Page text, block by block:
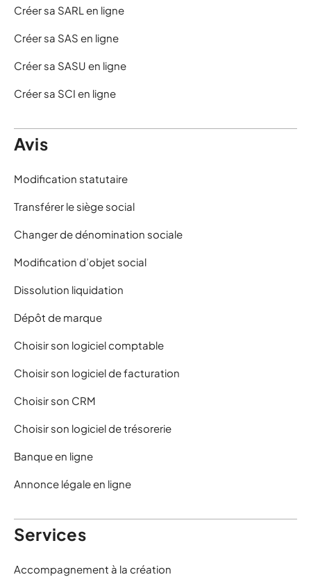
Créer sa SARL en ligne
Créer sa SAS en ligne
Créer sa SASU en ligne
Créer sa SCI en ligne
Avis
Modification statutaire
Transférer le siège social
Changer de dénomination sociale
Modification d’objet social
Dissolution liquidation
Dépôt de marque
Choisir son logiciel comptable
Choisir son logiciel de facturation
Choisir son CRM
Choisir son logiciel de trésorerie
Banque en ligne
Annonce légale en ligne
Services
Accompagnement à la création